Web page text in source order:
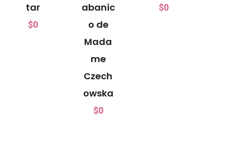
tar
$0
abanic
o de
Mada
me
Czech
owska
$0
$0